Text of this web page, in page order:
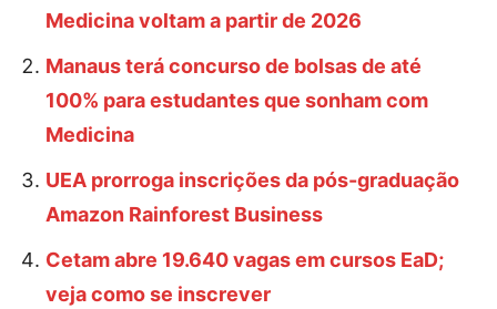
Medicina voltam a partir de 2026
Manaus terá concurso de bolsas de até
100% para estudantes que sonham com
Medicina
UEA prorroga inscrições da pós-graduação
Amazon Rainforest Business
Cetam abre 19.640 vagas em cursos EaD;
veja como se inscrever